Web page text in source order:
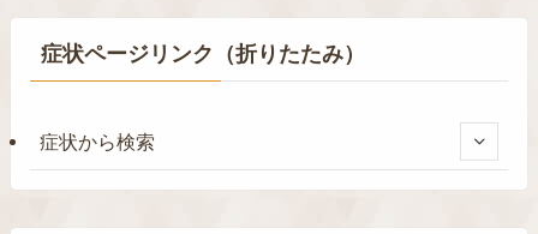
症状ページリンク（折りたたみ）
症状から検索